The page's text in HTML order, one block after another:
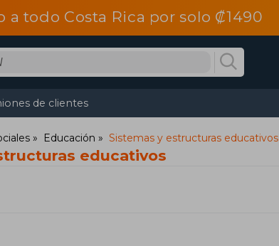
a todo Costa Rica por solo ₡1490
de clientes
Educación Sistemas y estructuras educativos
educativos